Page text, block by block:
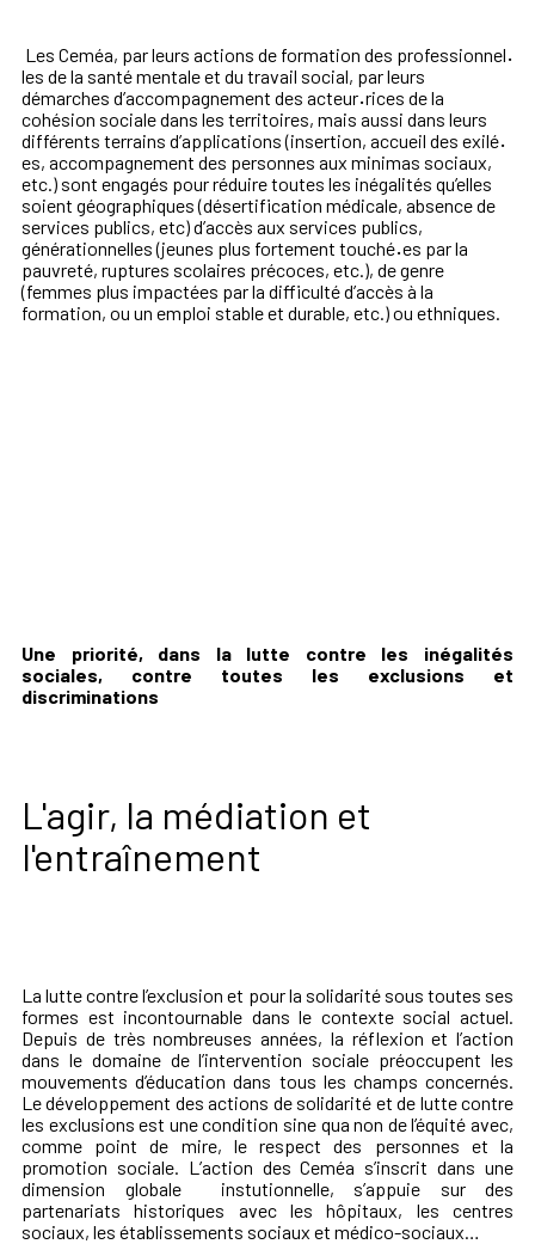
Les Ceméa, par leurs actions de formation des professionnel·
les de la santé mentale et du travail social, par leurs
démarches d’accompagnement des acteur·rices de la
cohésion sociale dans les territoires, mais aussi dans leurs
différents terrains d’applications (insertion, accueil des exilé·
es, accompagnement des personnes aux minimas sociaux,
etc.) sont engagés pour réduire toutes les inégalités qu’elles
soient géographiques (désertification médicale, absence de
services publics, etc) d’accès aux services publics,
générationnelles (jeunes plus fortement touché·es par la
pauvreté, ruptures scolaires précoces, etc.), de genre
(femmes plus impactées par la difficulté d’accès à la
formation, ou un emploi stable et durable, etc.) ou ethniques.
Une priorité, dans la lutte contre les inégalités
sociales, contre toutes les exclusions et
discriminations
L'agir, la médiation et
l'entraînement
La lutte contre l’exclusion et pour la solidarité sous toutes ses
formes est incontournable dans le contexte social actuel.
Depuis de très nombreuses années, la réflexion et l’action
dans le domaine de l’intervention sociale préoccupent les
mouvements d’éducation dans tous les champs concernés.
Le développement des actions de solidarité et de lutte contre
les exclusions est une condition sine qua non de l’équité avec,
comme point de mire, le respect des personnes et la
promotion sociale. L’action des Ceméa s’inscrit dans une
dimension globale instutionnelle, s’appuie sur des
partenariats historiques avec les hôpitaux, les centres
sociaux, les établissements sociaux et médico-sociaux…